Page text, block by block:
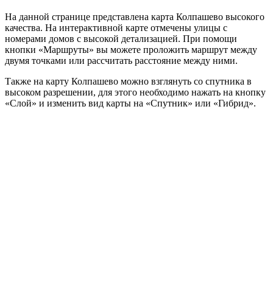
На данной странице представлена карта Колпашево высокого
качества. На интерактивной карте отмечены улицы с
номерами домов с высокой детализацией. При помощи
кнопки «Маршруты» вы можете проложить маршрут между
двумя точками или рассчитать расстояние между ними.
Также на карту Колпашево можно взглянуть со спутника в
высоком разрешении, для этого необходимо нажать на кнопку
«Слой» и изменить вид карты на «Спутник» или «Гибрид».